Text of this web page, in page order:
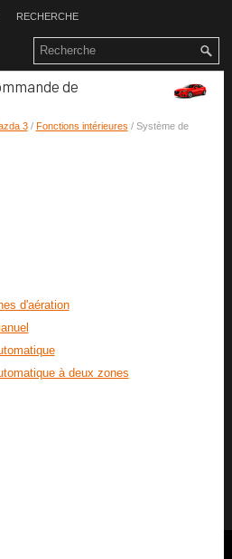
RECHERCHE
de
3/ Fonctions intérieures / Système de
d'aération
à deux zones